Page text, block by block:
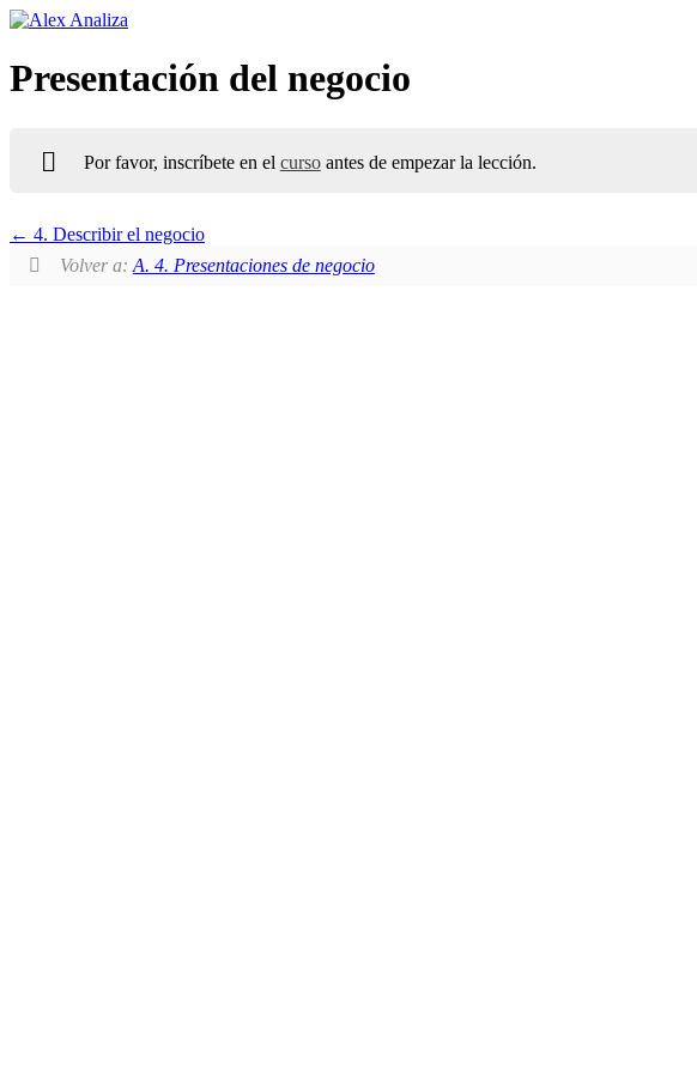
Presentación del negocio
Por favor, inscríbete en el cursoantes de empezar la lección.
4. Describir el negocio
Volver a: A. 4. Presentaciones de negocio